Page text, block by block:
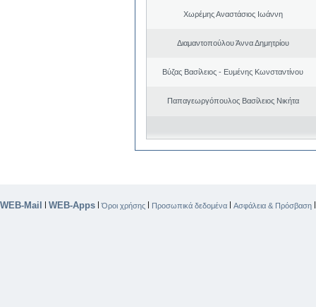
Χωρέμης Αναστάσιος Ιωάννη
Διαμαντοπούλου Άννα Δημητρίου
Βύζας Βασίλειος - Ευμένης Κωνσταντίνου
Παπαγεωργόπουλος Βασίλειος Νικήτα
WEB-Mail | WEB-Apps |Όροι χρήσης | Προσωπικά δεδομένα | Ασφάλεια & Πρόσβαση